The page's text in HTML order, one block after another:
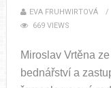
EVA FRUHWIRTOVÁ
669 VIEWS
Miroslav Vrtěna
bednářství a